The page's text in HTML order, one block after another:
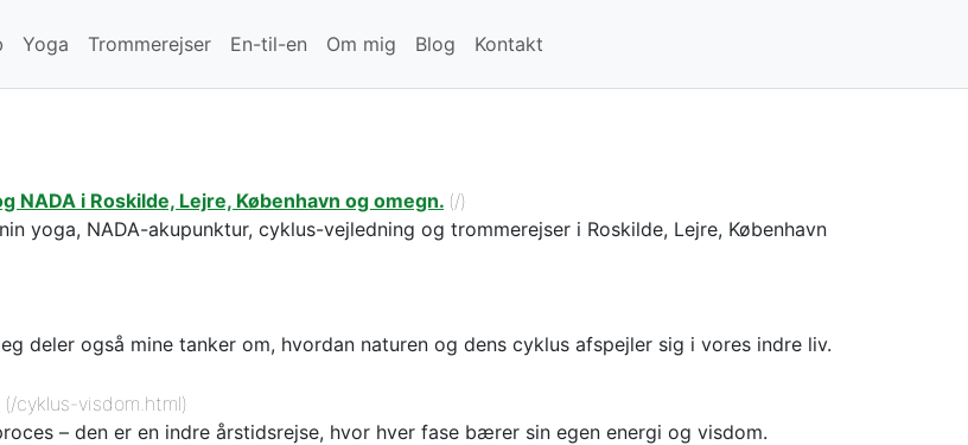
Yoga Trommerejser En-til-en Om mig Blog Kontakt
NADA i Roskilde, Lejre, København og omegn. (/)
yoga, NADA-akupunktur, cyklus-vejledning og trommerejser i Roskilde, Lejre, København
deler også mine tanker om, hvordan naturen og dens cyklus afspejler sig i vores indre liv.
(/cyklus-visdom.html)
– den er en indre årstidsrejse, hvor hver fase bærer sin egen energi og visdom.